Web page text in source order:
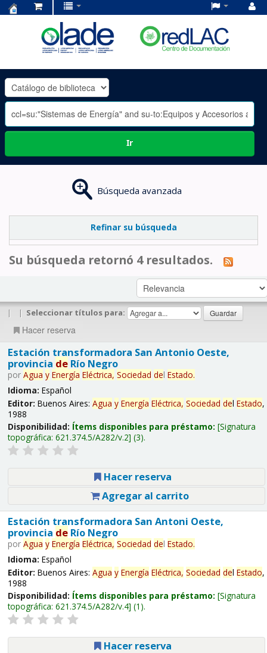
OLADE
-
Ir
Búsqueda avanzada
Refinar su búsqueda
Su búsqueda retornó 4 resultados.
| | Seleccionar títulos para:
Hacer reserva
Estación transformadora San Antonio Oeste,
provincia deRío Negro
por Agua y Energía Eléctrica, Sociedad del Estado.
Idioma: Español
Editor: Buenos Aires: Agua y Energía Eléctrica, Sociedad del Estado,
1988
Disponibilidad: Ítems disponibles para préstamo: Signatura
topográfica: 621.374.5/A282/v.2 (3).
Hacer reserva
Agregar al carrito
Estación transformadora San Antoni Oeste,
provincia deRío Negro
por Agua y Energía Eléctrica, Sociedad del Estado.
Idioma: Español
Editor: Buenos Aires: Agua y Energía Eléctrica, Sociedad del Estado,
1988
Disponibilidad: Ítems disponibles para préstamo: Signatura
topográfica: 621.374.5/A282/v.4 (1).
Hacer reserva